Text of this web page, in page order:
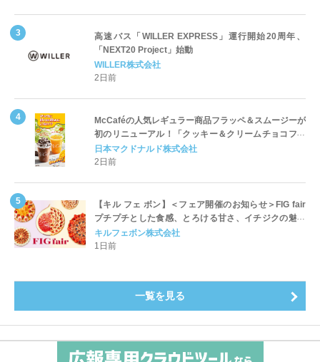
高速バス「WILLER EXPRESS」運行開始20周年、
「NEXT20 Project」始動
WILLER株式会社
2日前
McCaféの人気レギュラー商品フラッペ＆スムージーが
初のリニューアル！「クッキー＆クリームチョコフラ
ッペ」「マンゴースムージー」8月5日（水）から販売
開始
日本マクドナルド株式会社
2日前
【キル フェ ボン】＜フェア開催のお知らせ＞FIG fair
プチプチとした食感、とろける甘さ、イチジクの魅力
をたっぷりと。新作を含め、イチジク尽くしの全4種が
登場8月20日（木）スタート
キルフェボン株式会社
1日前
一覧を見る